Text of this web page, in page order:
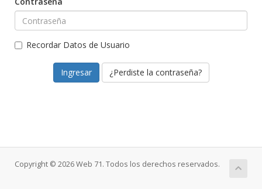
Recordar Datos de Usuario
¿Perdiste la contraseña?
Copyright © 2026 Web 71. Todos los derechos reservados.